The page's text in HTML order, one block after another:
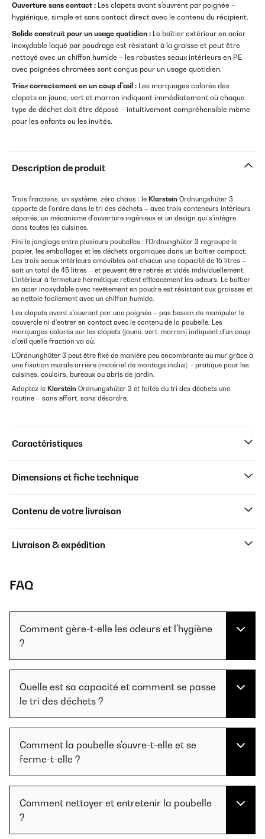
Ouverture sans contact : Les clapets avant s'ouvrent par poignée –
hygiénique, simple et sans contact direct avec le contenu du récipient.
Solide construit pour un usage quotidien : Le boîtier extérieur en acier
inoxydable laqué par poudrage est résistant à la graisse et peut être
nettoyé avec un chiffon humide – les robustes seaux intérieurs en PE
avec poignées chromées sont conçus pour un usage quotidien.
Triez correctement en un coup d'œil : Les marquages colorés des
clapets en jaune, vert et marron indiquent immédiatement où chaque
type de déchet doit être déposé – intuitivement compréhensible même
pour les enfants ou les invités.
Description de produit
Trois fractions, un système, zéro chaos : le Klarstein Ordnungshüter 3
apporte de l'ordre dans le tri des déchets – avec trois conteneurs intérieurs
séparés, un mécanisme d'ouverture ingénieux et un design qui s'intègre
dans toutes les cuisines.
Fini le jonglage entre plusieurs poubelles : l'Ordnunghüter 3 regroupe le
papier, les emballages et les déchets organiques dans un boîtier compact.
Les trois seaux intérieurs amovibles ont chacun une capacité de 15 litres –
soit un total de 45 litres – et peuvent être retirés et vidés individuellement.
L'intérieur à fermeture hermétique retient efficacement les odeurs. Le boîtier
en acier inoxydable avec revêtement en poudre est résistant aux graisses et
se nettoie facilement avec un chiffon humide.
Les clapets avant s'ouvrent par une poignée – pas besoin de manipuler le
couvercle ni d'entrer en contact avec le contenu de la poubelle. Les
marquages colorés sur les clapets (jaune, vert, marron) indiquent d'un coup
d'œil quelle fraction va où.
L'Ordnunghüter 3 peut être fixé de manière peu encombrante au mur grâce à
une fixation murale arrière (matériel de montage inclus) – pratique pour les
cuisines, couloirs, bureaux ou abris de jardin.
Adoptez le Klarstein Ordnungshüter 3 et faites du tri des déchets une
routine – sans effort, sans désordre.
Caractéristiques
Dimensions et fiche technique
Contenu de votre livraison
Livraison & expédition
FAQ
Comment gère-t-elle les odeurs et l'hygiène
?
Quelle est sa capacité et comment se passe
le tri des déchets ?
Comment la poubelle s'ouvre-t-elle et se
ferme-t-elle ?
Comment nettoyer et entretenir la poubelle
?